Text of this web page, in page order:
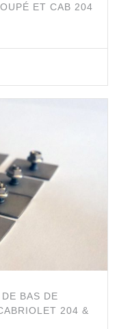
ET CAB 204
BAS DE
204 &